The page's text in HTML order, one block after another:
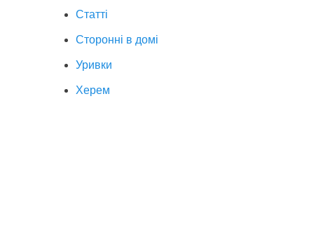
Статті
Сторонні в домі
Уривки
Херем